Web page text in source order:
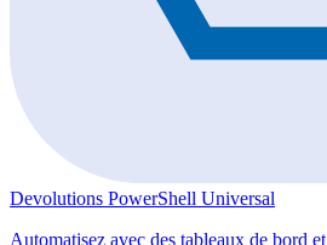
Devolutions PowerShell Universal
Automatisez avec des tableaux de bord